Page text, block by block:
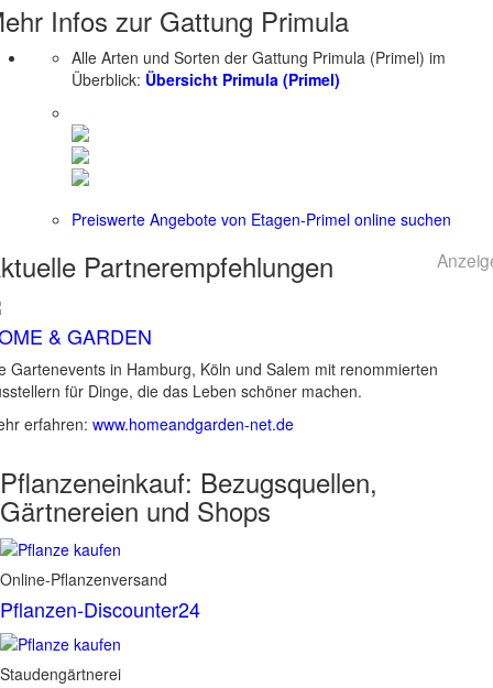
Infos zur Gattung Primula
Alle Arten und Sorten der Gattung Primula (Primel) im
Überblick: Übersicht Primula (Primel)
Preiswerte Angebote von Etagen-Primel online suchen
Partnerempfehlungen
& GARDEN
Gartenevents in Hamburg, Köln und Salem mit renommierten
für Dinge, die das Leben schöner machen.
erfahren: www.homeandgarden-net.de
Pflanzeneinkauf: Bezugsquellen,
Gärtnereien und Shops
Online-Pflanzenversand
Pflanzen-Discounter24
Staudengärtnerei